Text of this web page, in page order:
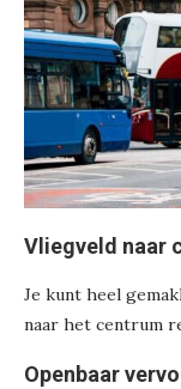
Vliegveld naar
Je kunt heel
naar het centrum
Openbaar